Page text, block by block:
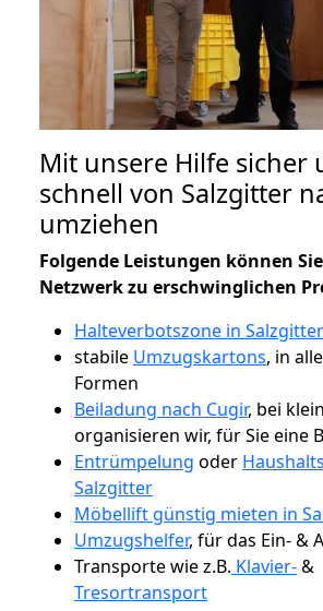
Mit unsere Hilfe sicher
schnell von Salzgitter
umziehen
Folgende Leistungen können
Netzwerk zu erschwinglichen
Halteverbotszone in Salzgitter
stabile Umzugskartons, in
Formen
Beiladung nach Cugir, bei
organisieren wir, für Sie eine
Entrümpelung oder
Salzgitter
Möbellift günstig mieten in
Umzugshelfer, für das Ein- &
Transporte wie z.B. Klavier-&
Tresortransport